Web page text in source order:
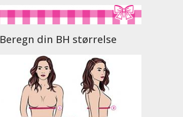
Beregn din BH størrelse